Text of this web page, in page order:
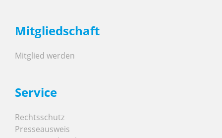
Mitgliedschaft
Mitglied werden
Service
Rechtsschutz
Presseausweis